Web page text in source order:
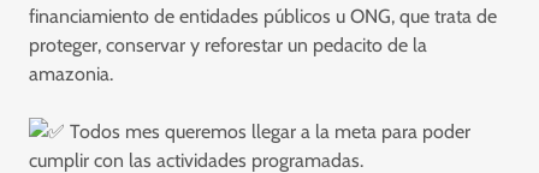
financiamiento de entidades públicos u ONG, que trata de
proteger, conservar y reforestar un pedacito de la
amazonia.
Todos mes queremos llegar a la meta para poder
cumplir con las actividades programadas.